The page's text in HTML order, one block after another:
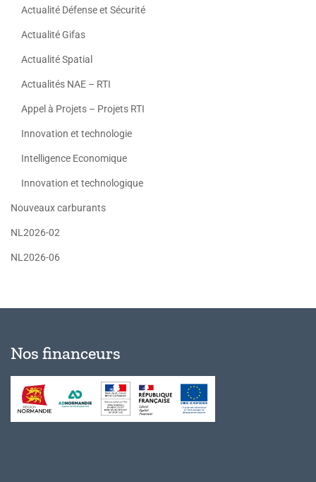
Actualité Défense et Sécurité
Actualité Gifas
Actualité Spatial
Actualités NAE – RTI
Appel à Projets – Projets RTI
Innovation et technologie
Intelligence Economique
Innovation et technologique
Nouveaux carburants
NL2026-02
NL2026-06
Nos financeurs